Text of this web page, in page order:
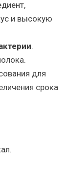
и высокую
.
для
срока